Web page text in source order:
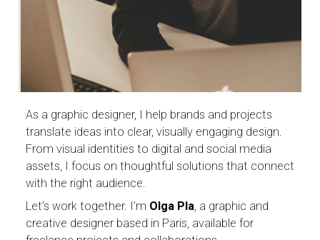
As a graphic designer, I help brands and projects
translate ideas into clear, visually engaging design.
From visual identities to digital and social media
assets, I focus on thoughtful solutions that connect
with the right audience.
Let’s work together. I’m Olga Pla , a graphic and
creative designer based in Paris, available for